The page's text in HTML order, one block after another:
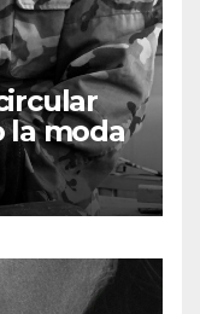
la moda